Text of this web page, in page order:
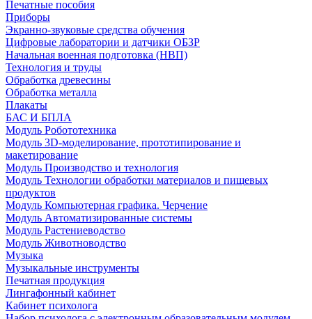
Печатные пособия
Приборы
Экранно-звуковые средства обучения
Цифровые лаборатории и датчики ОБЗР
Начальная военная подготовка (НВП)
Технология и труды
Обработка древесины
Обработка металла
Плакаты
БАС И БПЛА
Модуль Робототехника
Модуль 3D-моделирование, прототипирование и
макетирование
Модуль Производство и технология
Модуль Технологии обработки материалов и пищевых
продуктов
Модуль Компьютерная графика. Черчение
Модуль Автоматизированные системы
Модуль Растениеводство
Модуль Животноводство
Музыка
Музыкальные инструменты
Печатная продукция
Лингафонный кабинет
Кабинет психолога